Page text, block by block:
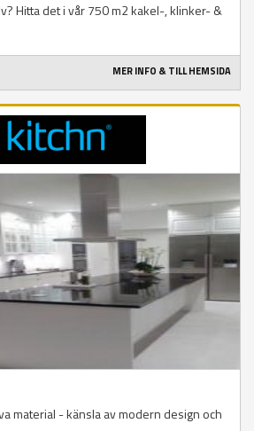
Hitta det i vår 750 m2 kakel-, klinker- &
MER INFO & TILL HEMSIDA
material - känsla av modern design och